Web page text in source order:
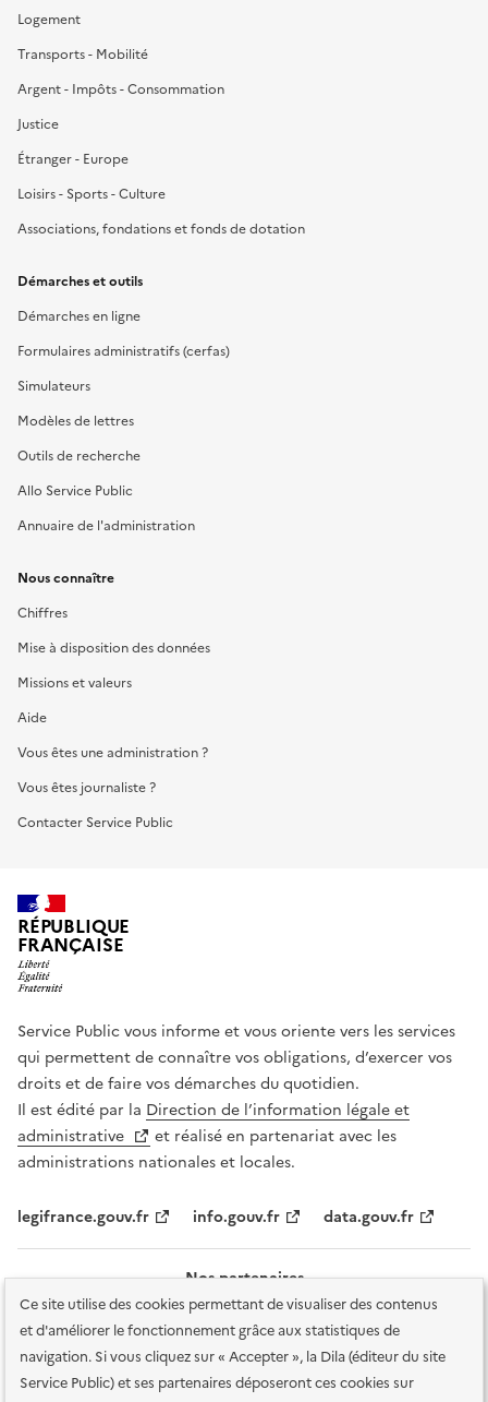
Ce site utilise des cookies permettant de visualiser des contenus
et d'améliorer le fonctionnement grâce aux statistiques de
navigation. Si vous cliquez sur « Accepter », la Dila (éditeur du site
Service Public) et ses partenaires déposeront ces cookies sur
Logement
Transports - Mobilité
Argent - Impôts - Consommation
Justice
Étranger - Europe
Loisirs - Sports - Culture
Associations, fondations et fonds de dotation
Démarches et outils
Démarches en ligne
Formulaires administratifs (cerfas)
Simulateurs
Modèles de lettres
Outils de recherche
Allo Service Public
Annuaire de l'administration
Nous connaître
Chiffres
Mise à disposition des données
Missions et valeurs
Aide
Vous êtes une administration ?
Vous êtes journaliste ?
Contacter Service Public
RÉPUBLIQUE
FRANÇAISE
Service Public vous informe et vous oriente vers les services
qui permettent de connaître vos obligations, d’exercer vos
droits et de faire vos démarches du quotidien.
Il est édité par la Direction de l’information légale et
administrative
et réalisé en partenariat avec les
administrations nationales et locales.
legifrance.gouv.fr info.gouv.fr data.gouv.fr
Nos partenaires